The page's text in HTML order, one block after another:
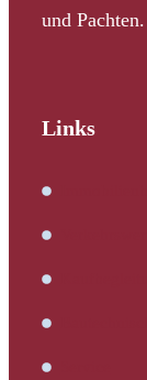
und Pachten.
Links